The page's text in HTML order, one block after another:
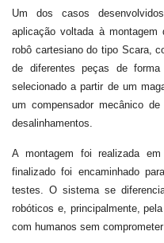
Um dos casos
aplicação voltada à montagem
robô cartesiano do tipo Scara,
de diferentes peças de forma
selecionado a partir de um
um compensador mecânico
desalinhamentos.
A montagem foi realizada
finalizado foi encaminhado
testes. O sistema se
robóticos e, principalmente,
com humanos sem